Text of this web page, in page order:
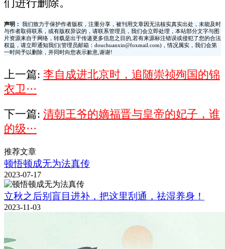
们进行删除。
声明：
我们致力于保护作者版权，注重分享，被刊用文章因无法核实真实出处，未能及时
与作者取得联系，或有版权异议的，请联系管理员，我们会立即处理，本站部分文字与图
片资源来自于网络，转载是出于传递更多信息之目的,若有来源标注错误或侵犯了您的合法
权益，请立即通知我们(管理员邮箱：douchuanxin@foxmail.com)，情况属实，我们会第
一时间予以删除，并同时向您表示歉意,谢谢!
上一篇: 李自成进北京时，追随崇祯殉国的锦
衣卫···
下一篇: 清朝王爷的嫡福晋与皇帝的妃子，谁
的级···
推荐文章
顿悟顿成无为法真传
2023-07-17
立秋之后别盲目进补，把这里刮通，祛湿养身！
2023-11-03